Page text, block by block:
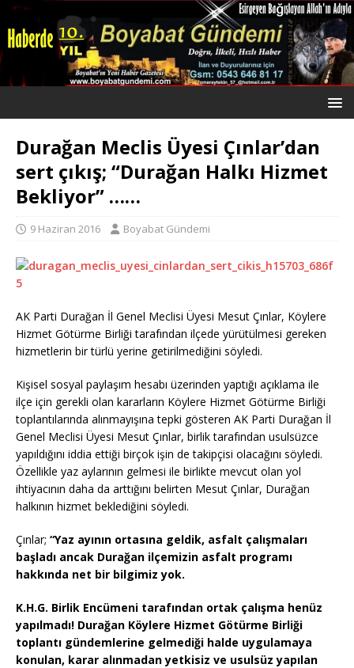
Durağan Meclis Üyesi Çınlar’dan
sert çıkış; “Durağan Halkı Hizmet
Bekliyor” ……
9 Haziran 2016 Boyabat Gündemi
AK Parti Durağan İl Genel Meclisi Üyesi Mesut Çınlar, Köylere
Hizmet Götürme Birliği tarafından ilçede yürütülmesi gereken
hizmetlerin bir türlü yerine getirilmediğini söyledi.
Kişisel sosyal paylaşım hesabı üzerinden yaptığı açıklama ile
ilçe için gerekli olan kararların Köylere Hizmet Götürme Birliği
toplantılarında alınmayışına tepki gösteren AK Parti Durağan İl
Genel Meclisi Üyesi Mesut Çınlar, birlik tarafından usulsüzce
yapıldığını iddia ettiği birçok işin de takipçisi olacağını söyledi.
Özellikle yaz aylarının gelmesi ile birlikte mevcut olan yol
ihtiyacının daha da arttığını belirten Mesut Çınlar, Durağan
halkının hizmet beklediğini söyledi.
Çınlar; “Yaz ayının ortasına geldik, asfalt çalışmaları
başladı ancak Durağan ilçemizin asfalt programı
hakkında net bir bilgimiz yok.
K.H.G. Birlik Encümeni tarafından ortak çalışma henüz
yapılmadı! Durağan Köylere Hizmet Götürme Birliği
toplantı gündemlerine gelmediği halde uygulamaya
konulan, karar alınmadan yetkisiz ve usulsüz yapılan